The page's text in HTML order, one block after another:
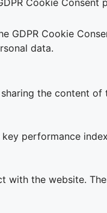
Cookie
GDPR Cookie
data.
the content
performance
the website.